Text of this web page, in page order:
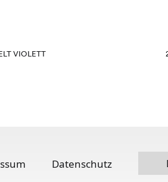
VIOLETT
Datenschutz